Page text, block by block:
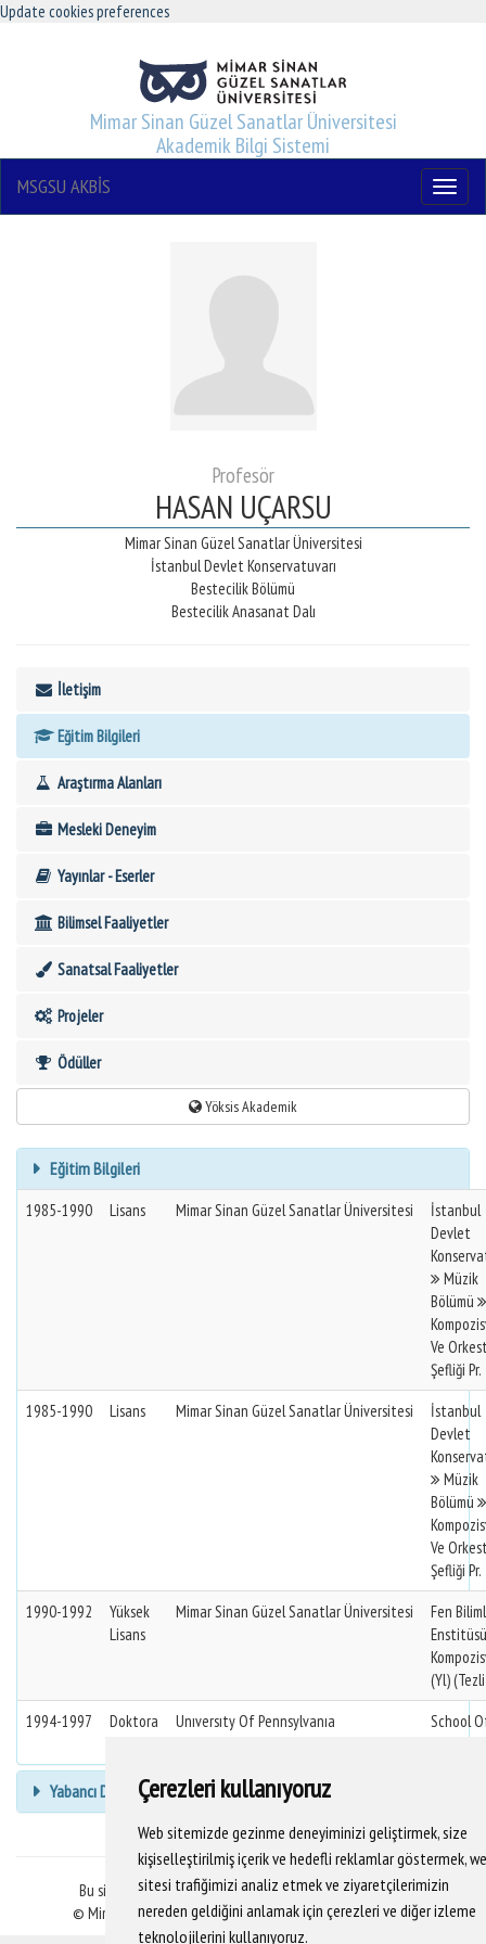
Çerezleri kullanıyoruz
Web sitemizde gezinme deneyiminizi geliştirmek, size
kişiselleştirilmiş içerik ve hedefli reklamlar göstermek,
sitesi trafiğimizi analiz etmek ve ziyaretçilerimizin
nereden geldiğini anlamak için çerezleri ve diğer izleme
teknolojilerini kullanıyoruz.
Update cookies preferences
Mimar Sinan Güzel Sanatlar Üniversitesi
Akademik Bilgi Sistemi
Menu
MSGSU AKBİS
Profesör
HASAN UÇARSU
Mimar Sinan Güzel Sanatlar Üniversitesi
İstanbul Devlet Konservatuvarı
Bestecilik Bölümü
Bestecilik Anasanat Dalı
İletişim
Eğitim Bilgileri
Araştırma Alanları
Mesleki Deneyim
Yayınlar - Eserler
Bilimsel Faaliyetler
Sanatsal Faaliyetler
Projeler
Ödüller
Yöksis Akademik
Eğitim Bilgileri
1985-1990 Lisans Mimar Sinan Güzel Sanatlar Üniversitesi
İstanbul
Devlet
Müzik
Bölümü
Ve
Şefliği Pr.
1985-1990
Lisans Mimar Sinan Güzel Sanatlar Üniversitesi
İstanbul
Devlet
Müzik
Bölümü
Ve
Şefliği Pr.
1990-1992
Yüksek
Lisans
Mimar Sinan Güzel Sanatlar Üniversitesi
Fen
(Yl)
1994-1997
Doktora Unıversıty Of Pennsylvanıa
School
And
Yabancı Dil Bilgisi
Bu sitedeki veriler YÖKSİS veritabanından alınmaktadır.
© Mimar Sinan Güzel Sanatlar Üniversitesi Bilgi İşlem D.B.